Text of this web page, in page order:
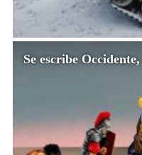
Se escribe